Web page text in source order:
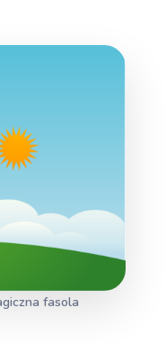
fasola